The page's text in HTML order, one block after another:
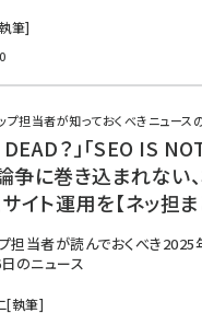
筆]
プ担当者が知っておくべきニュース
？」「SEO IS
争に巻き込まれない
イト運用を【ネッ担ま
プ担当者が読んでおくべき
のニュース
[執筆]